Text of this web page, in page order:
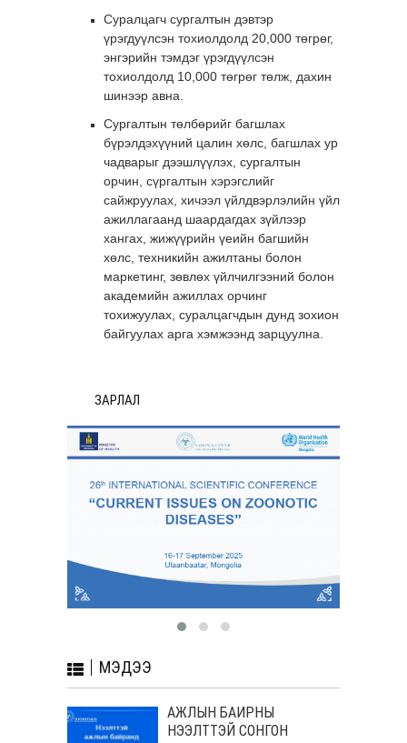
Суралцагч сургалтын дэвтэр
үрэгдуүлсэн тохиолдолд 20,000 төгрөг,
энгэрийн тэмдэг үрэгдүүлсэн
тохиолдолд 10,000 төгрөг төлж, дахин
шинээр авна.
Сургалтын төлбөрийг багшлах
бүрэлдэхүүний цалин хөлс, багшлах ур
чадварыг дээшлүүлэх, сургалтын
орчин, сүргалтын хэрэгслийг
сайжруулах, хичээл үйлдвэрлэлийн үйл
ажиллагаанд шаардагдах зүйлээр
хангах, жижүүрийн үеийн багшийн
хөлс, техникийн ажилтаны болон
маркетинг, зөвлөх үйлчилгээний болон
академийн ажиллах орчинг
тохижуулах, суралцагчдын дунд зохион
байгуулах арга хэмжээнд зарцуулна.
ЗАРЛАЛ
МЭДЭЭ
АЖЛЫН БАЙРНЫ
НЭЭЛТТЭЙ СОНГОН